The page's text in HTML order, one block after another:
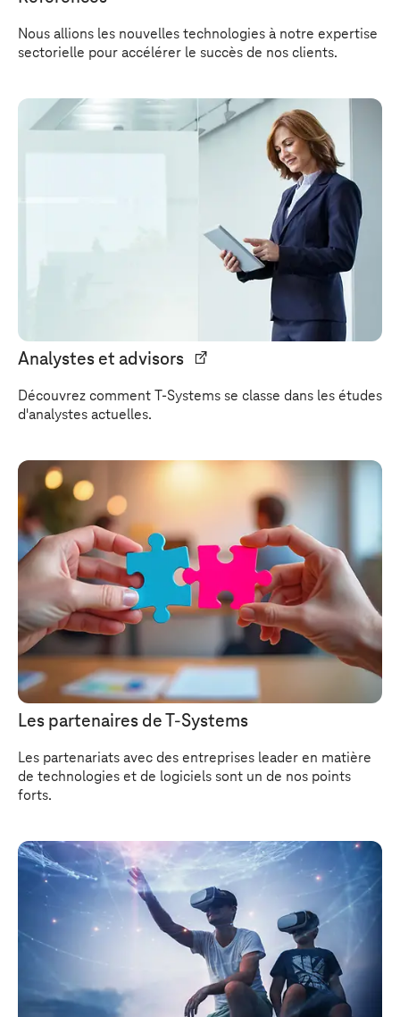
Nous allions les nouvelles technologies à notre expertise
sectorielle pour accélérer le succès de nos clients.
Analystes et advisors
Découvrez comment T-Systems se classe dans les études
d'analystes actuelles.
Les partenaires deT-Systems
Les partenariats avec des entreprises leader en matière
de technologies et de logiciels sont un de nos points
forts.